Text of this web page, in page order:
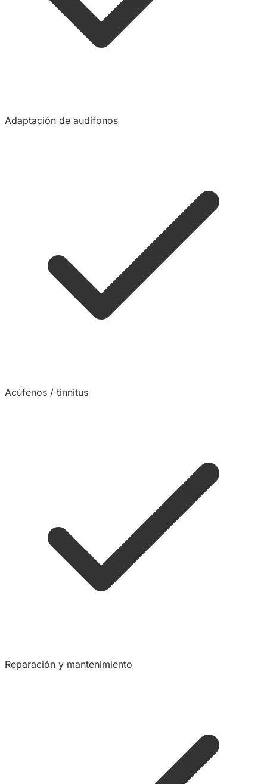
Adaptación de audífonos
Acúfenos / tinnitus
Reparación y mantenimiento